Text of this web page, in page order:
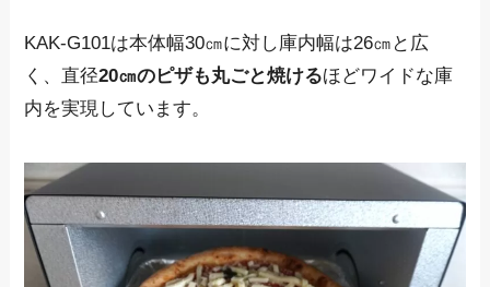
KAK-G101は本体幅30㎝に対し庫内幅は26㎝と広
く、 直径20㎝のピザも丸ごと焼けるほどワイドな庫
内を実現しています。